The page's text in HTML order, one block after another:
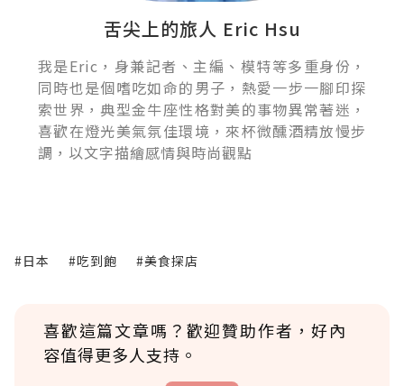
舌尖上的旅人 Eric Hsu
我是Eric，身兼記者、主編、模特等多重身份，
同時也是個嗜吃如命的男子，熱愛一步一腳印探
索世界，典型金牛座性格對美的事物異常著迷，
喜歡在燈光美氣氛佳環境，來杯微醺酒精放慢步
調，以文字描繪感情與時尚觀點
#日本 #吃到飽 #美食探店
喜歡這篇文章嗎？歡迎贊助作者，好內
容值得更多人支持。